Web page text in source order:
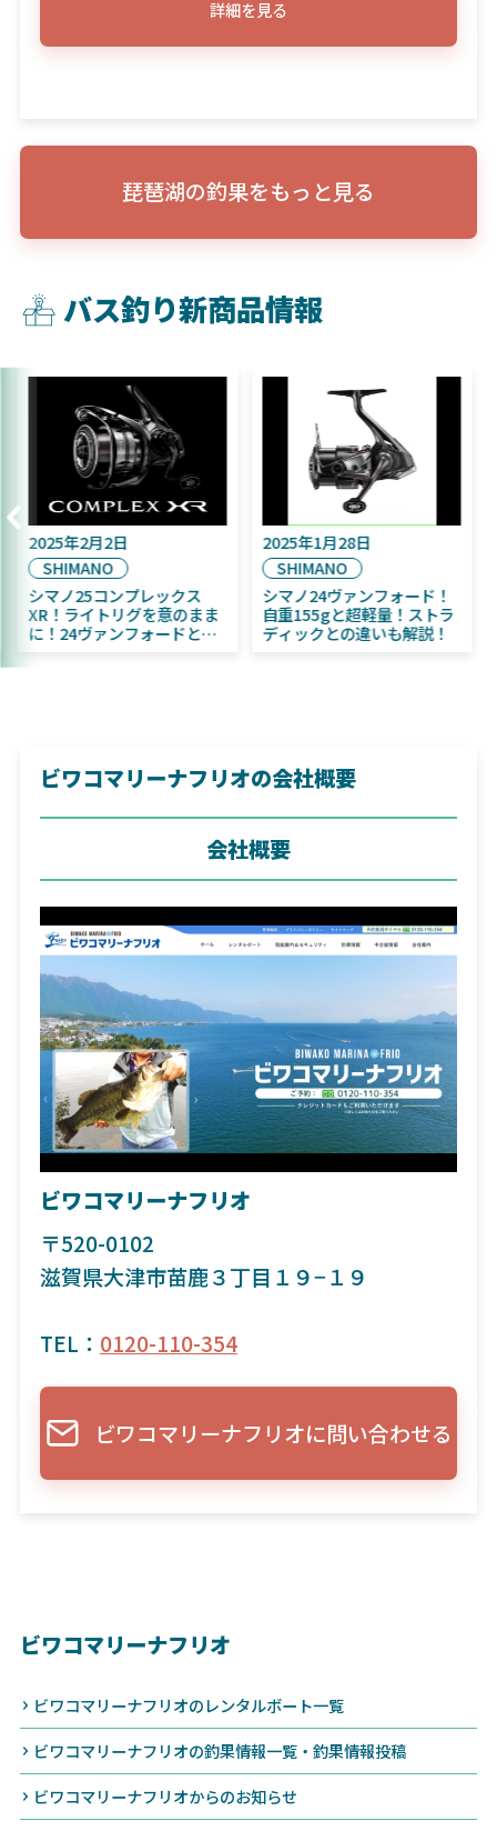
詳細を見る
琵琶湖の釣果をもっと見る
バス釣り新商品情報
2025年9月16日
DAIWA
2025年11月発売予定！
DAIWA ふく魚／ちびふく魚
はビッグベイト初心者にお
2025年2月2日
SHIMANO
シマノ25コンプレックス
XR！ライトリグを意のまま
に！24ヴァンフォードとの
ビワコマリーナフリオの会社概要
会社概要
ビワコマリーナフリオ
〒520-0102
滋賀県大津市苗鹿３丁目１９−１９
TEL： 0120-110-354
ビワコマリーナフリオに問い合わせる
ビワコマリーナフリオ
ビワコマリーナフリオのレンタルボート一覧
ビワコマリーナフリオの釣果情報一覧・釣果情報投稿
ビワコマリーナフリオからのお知らせ